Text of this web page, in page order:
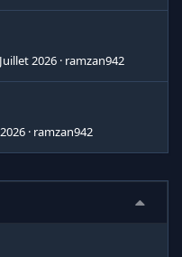
2026 ramzan942
ramzan942